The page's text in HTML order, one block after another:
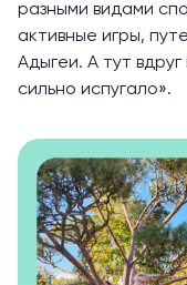
разными видами
активные игры,
Адыгеи. А тут
сильно испугало».